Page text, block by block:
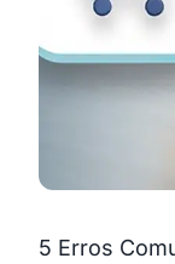
5 Erros